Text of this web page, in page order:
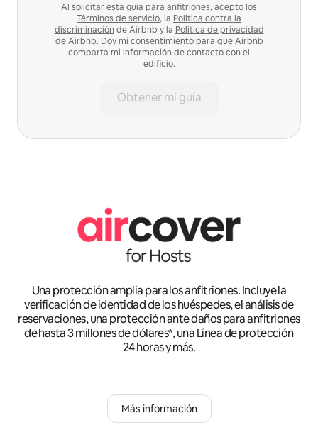
Al solicitar esta guía para anfitriones, acepto los
Términos de servicio, la Política contra la
discriminación de Airbnb y la Política de privacidad
de Airbnb. Doy mi consentimiento para que Airbnb
comparta mi información de contacto con el
edificio.
Obtener mi guía
Una protección amplia para los anfitriones. Incluye la
verificación de identidad de los huéspedes, el análisis de
reservaciones, una protección ante daños para anfitriones
de hasta 3 millones de dólares*, una Línea de protección
24 horas y más.
Más información